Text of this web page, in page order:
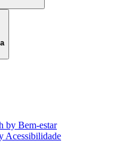
by Bem-estar
Acessibilidade